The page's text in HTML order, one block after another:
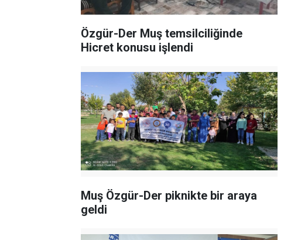
Özgür-Der Muş temsilciliğinde
Hicret konusu işlendi
Muş Özgür-Der piknikte bir araya
geldi